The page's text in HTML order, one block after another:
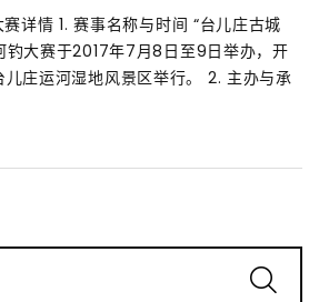
详情 1. 赛事名称与时间 “台儿庄古城
钓大赛于2017年7月8日至9日举办，开
庄运河湿地风景区举行。 2. 主办与承